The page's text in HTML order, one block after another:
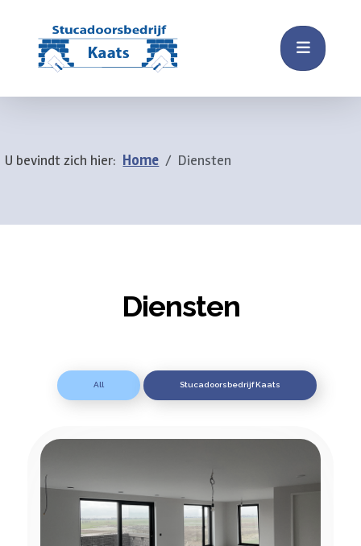
U bevindt zich hier: Home Diensten
Diensten
All Stucadoorsbedrijf Kaats